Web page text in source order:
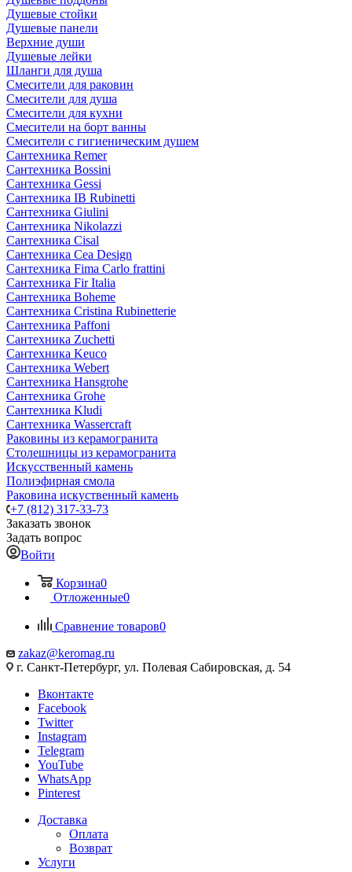
Душевые стойки
Душевые панели
Верхние души
Душевые лейки
Шланги для душа
Смесители для раковин
Смесители для душа
Смесители для кухни
Смесители на борт ванны
Смесители с гигиеническим душем
Сантехника Remer
Сантехника Bossini
Сантехника Gessi
Сантехника IB Rubinetti
Сантехника Giulini
Сантехника Nikolazzi
Сантехника Cisal
Сантехника Cea Design
Сантехника Fima Carlo frattini
Сантехника Fir Italia
Сантехника Boheme
Сантехника Cristina Rubinetterie
Сантехника Paffoni
Сантехника Zuchetti
Сантехника Keuco
Сантехника Webert
Сантехника Hansgrohe
Сантехника Grohe
Сантехника Kludi
Сантехника Wassercraft
Раковины из керамогранита
Столешницы из керамогранита
Искусственный камень
Полиэфирная смола
Раковина искуственный камень
+7 (812) 317-33-73
Заказать звонок
Задать вопрос
Войти
Корзина0
Отложенные0
Сравнение товаров0
zakaz@keromag.ru
г. Санкт-Петербург, ул. Полевая Сабировская, д. 54
Вконтакте
Facebook
Twitter
Instagram
Telegram
YouTube
WhatsApp
Pinterest
Доставка
Оплата
Возврат
Услуги